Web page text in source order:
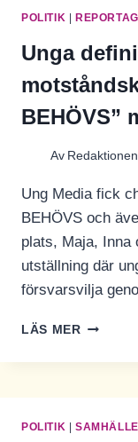
POLITIK |
Unga
BEHÖVS”
Av Redaktionen
Ung Media fick
BEHÖVS och
plats, Maja, Inna
utställning där
försvarsvilja
LÄS MERUNGA
POLITIK SAMHÄLLE